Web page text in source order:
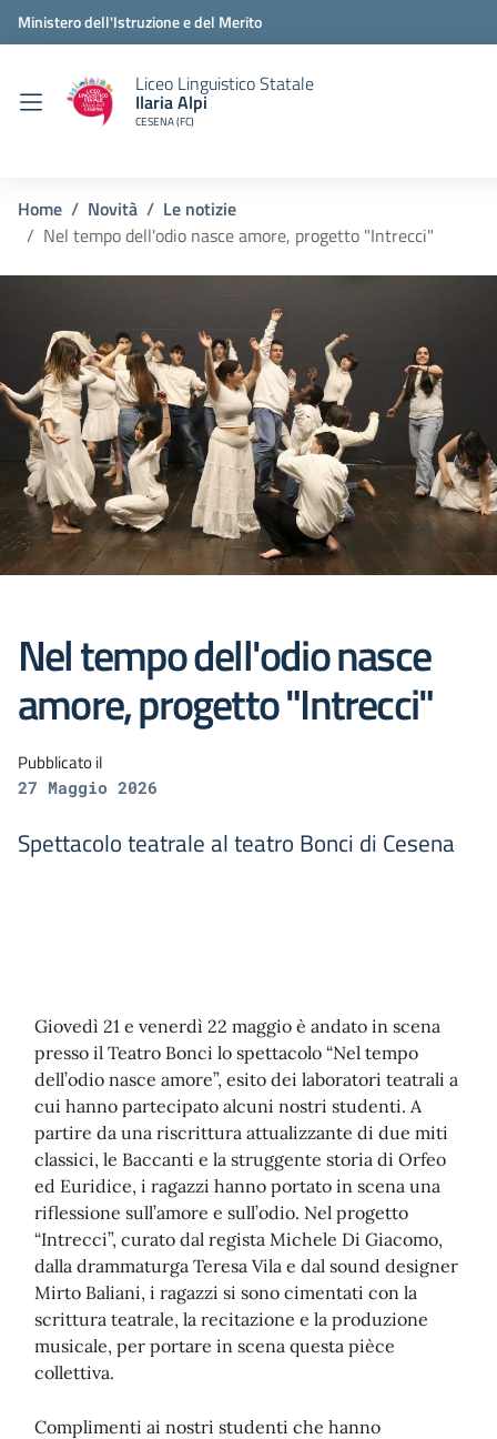
Ministero dell'Istruzione e del Merito
Liceo Linguistico Statale
Ilaria Alpi
CESENA (FC)
Home Novità
Le notizie
Nel tempo dell'odio nasce amore, progetto "Intrecci"
Nel tempo dell'odio nasce
amore, progetto "Intrecci"
Pubblicato il
27 Maggio 2026
Spettacolo teatrale al teatro Bonci di Cesena
Giovedì 21 e venerdì 22 maggio è andato in scena
presso il Teatro Bonci lo spettacolo “Nel tempo
dell’odio nasce amore”, esito dei laboratori teatrali a
cui hanno partecipato alcuni nostri studenti. A
partire da una riscrittura attualizzante di due miti
classici, le Baccanti e la struggente storia di Orfeo
ed Euridice, i ragazzi hanno portato in scena una
riflessione sull’amore e sull’odio. Nel progetto
“Intrecci”, curato dal regista Michele Di Giacomo,
dalla drammaturga Teresa Vila e dal sound designer
Mirto Baliani, i ragazzi si sono cimentati con la
scrittura teatrale, la recitazione e la produzione
musicale, per portare in scena questa pièce
collettiva.
Complimenti ai nostri studenti che hanno